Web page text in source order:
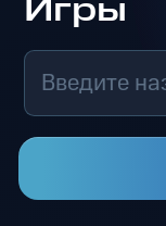
через
сражения.
— это шанс
другими
общих
Игры